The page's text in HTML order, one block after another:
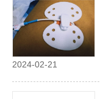
2024-02-21